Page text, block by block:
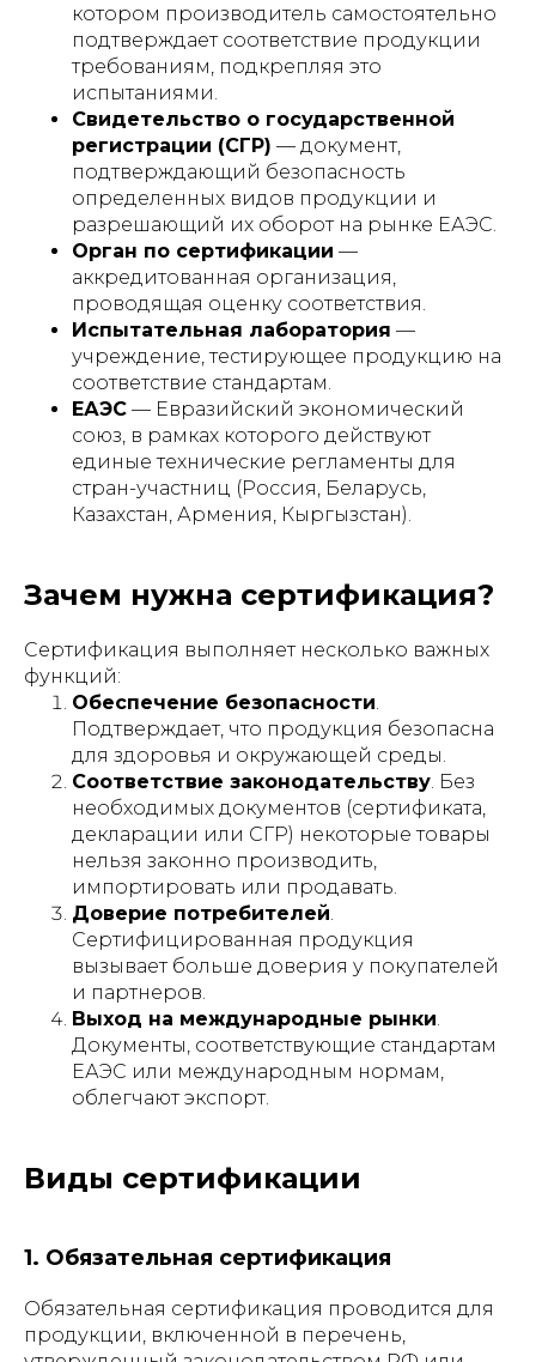
котором производитель самостоятельно
подтверждает соответствие продукции
требованиям, подкрепляя это
испытаниями.
Свидетельство о государственной
регистрации (СГР) — документ,
подтверждающий безопасность
определенных видов продукции и
разрешающий их оборот на рынке ЕАЭС.
Орган по сертификации —
аккредитованная организация,
проводящая оценку соответствия.
Испытательная лаборатория —
учреждение, тестирующее продукцию на
соответствие стандартам.
ЕАЭС — Евразийский экономический
союз, в рамках которого действуют
единые технические регламенты для
стран-участниц (Россия, Беларусь,
Казахстан, Армения, Кыргызстан).
Зачем нужна сертификация?
Сертификация выполняет несколько важных
функций:
Обеспечение безопасности.
Подтверждает, что продукция безопасна
для здоровья и окружающей среды.
Соответствие законодательству. Без
необходимых документов (сертификата,
декларации или СГР) некоторые товары
нельзя законно производить,
импортировать или продавать.
Доверие потребителей.
Сертифицированная продукция
вызывает больше доверия у покупателей
и партнеров.
Выход на международные рынки.
Документы, соответствующие стандартам
ЕАЭС или международным нормам,
облегчают экспорт.
Виды сертификации
1. Обязательная сертификация
Обязательная сертификация проводится для
продукции, включенной в перечень,